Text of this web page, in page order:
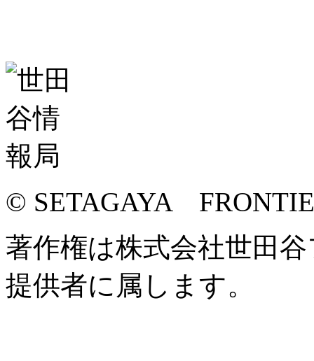
© SETAGAYA
著作権は株式会社世田
提供者に属します。